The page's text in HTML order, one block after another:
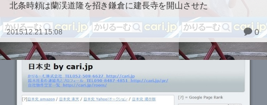
北条時頼は蘭渓道隆を招き鎌倉に建長寺を開山させた
2015.12.21 15:08 0